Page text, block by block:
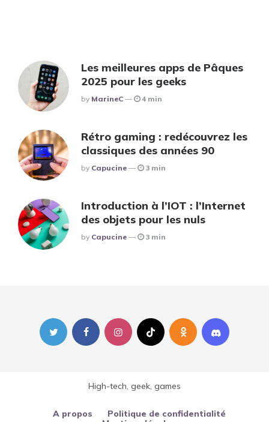
Les meilleures apps de Pâques
2025 pour les geeks
Posted
By MarineC 4 min
Rétro gaming : redécouvrez les
classiques des années 90
Posted
By Capucine 3 min
Introduction à l’IOT : l’Internet
des objets pour les nuls
Posted
By Capucine 3 min
High-tech, geek, games
A propos
Politique de confidentialité